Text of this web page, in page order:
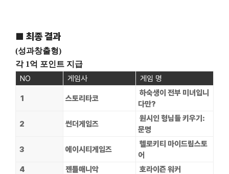
■ 최종 결과
(성과창출형)
각 1억 포인트 지급
NO 게임사 게임 명
1 스토리타코
하숙생이 전부 미녀입니
다만?
2 썬더게임즈
원시인 형님들 키우기:
문명
3 에이시티게임즈
헬로키티 마이드림스토
어
4
젠틀매니악
호라이즌 워커